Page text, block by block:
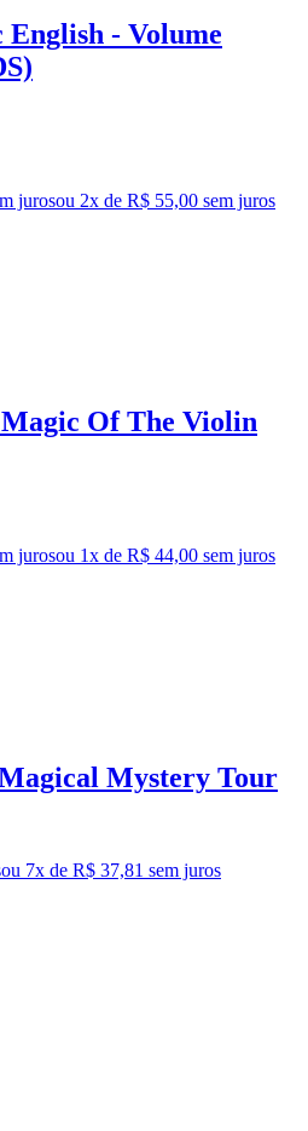
- Volume
jurosou 2x de R$ 55,00 sem juros
Of The Violin
jurosou 1x de R$ 44,00 sem juros
Mystery Tour
ou 7x de R$ 37,81 sem juros